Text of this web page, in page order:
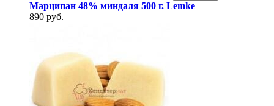
Марципан 48% миндаля 500 г. Lemke
890 руб.